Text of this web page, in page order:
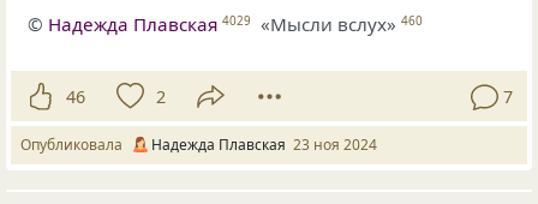
© Надежда Плавская 4029 «Мысли вслух» 460
46 2 7
Опубликовала Надежда Плавская 23 ноя 2024